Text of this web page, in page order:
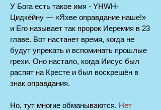
У Бога есть такое имя - YHWH-
Цидке́йну — «Яхве оправдание наше!»
и Его называет так пророк Иеремия в 23
главе. Вот настанет время, когда не
будут упрекать и вспоминать прошлые
грехи. Оно настало, когда Иисус был
распят на Кресте и был воскрешён в
знак оправдания.
Но, тут многие обманываются. Нет